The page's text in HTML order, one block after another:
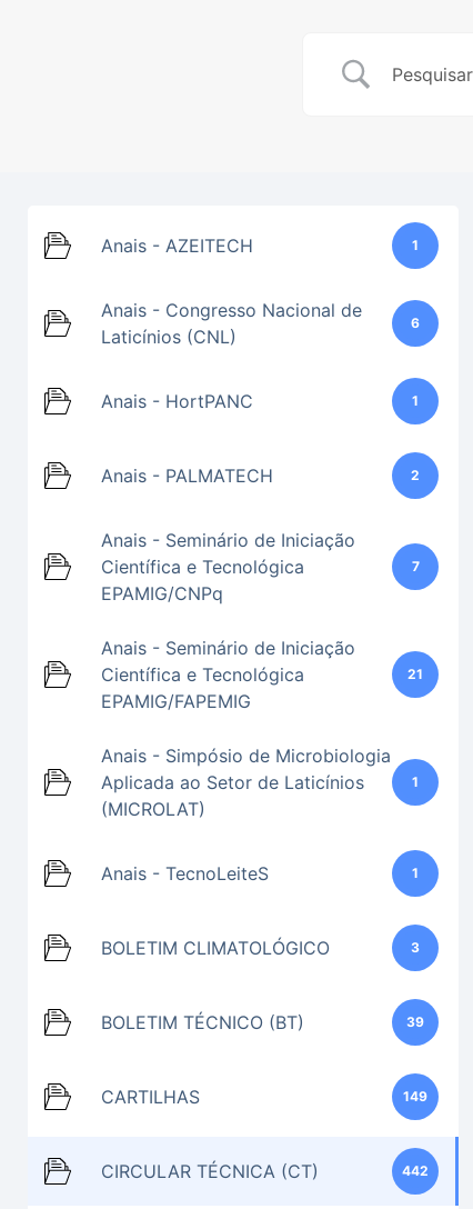
Anais - AZEITECH 1
Anais - Congresso Nacional de
Laticínios (CNL)
6
Anais - HortPANC 1
Anais - PALMATECH 2
Anais - Seminário de Iniciação
Científica e Tecnológica
EPAMIG/CNPq
7
Anais - Seminário de Iniciação
Científica e Tecnológica
EPAMIG/FAPEMIG
21
Anais - Simpósio de Microbiologia
Aplicada ao Setor de Laticínios
(MICROLAT)
1
Anais - TecnoLeiteS 1
BOLETIM CLIMATOLÓGICO 3
BOLETIM TÉCNICO (BT) 39
CARTILHAS 149
CIRCULAR TÉCNICA (CT) 442